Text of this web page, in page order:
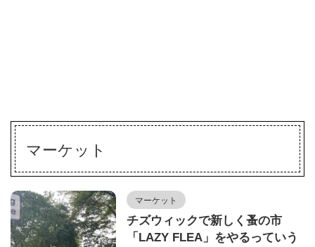
マーケット
マーケット
チズウィックで新しく蚤の市
「LAZY FLEA」をやるっていう